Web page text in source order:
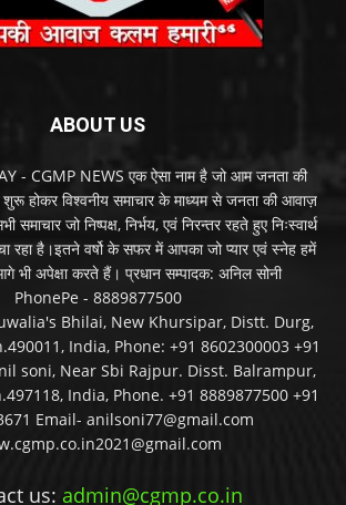
ABOUT US
- CGMP NEWS एक ऐसा नाम है जो आम जनता की
होकर विश्वनीय समाचार के माध्यम से जनता की आवाज़
समाचार जो निष्पक्ष, निर्भय, एवं निरन्तर रहते हुए निःस्वार्थ
रहा है।इतने वर्षो के सफर में आपका जो प्यार एवं स्नेह हमें
भी अपेक्षा करते हैं। प्रधान सम्पादक: अनिल सोनी
PhonePe - 8889877500
Bhilai, New Khursipar, Distt. Durg,
India, Phone: +91 8602300003 +91
soni, Near Sbi Rajpur. Disst. Balrampur,
India, Phone. +91 8889877500 +91
Email- anilsoni77@gmail.com
us: admin@cgmp.co.in